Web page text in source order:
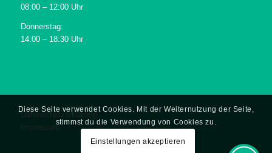
08:00 – 12:00 Uhr
Donnerstag:
14:00 – 18:30 Uhr
Datenschutzerklärung
Impressum
Diese Seite verwendet Cookies. Mit der Weiternutzung der Seite,
stimmst du die Verwendung von Cookies zu.
Einstellungen akzeptieren